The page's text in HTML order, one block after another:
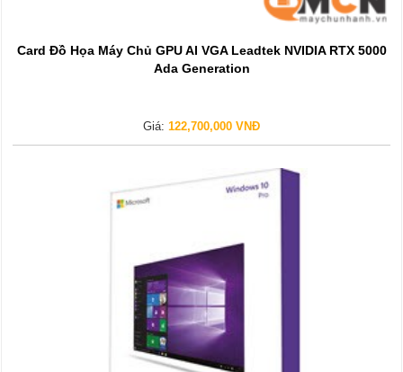
Card Đồ Họa Máy Chủ GPU AI VGA Leadtek NVIDIA RTX 5000
Ada Generation
Giá: 122,700,000 VNĐ